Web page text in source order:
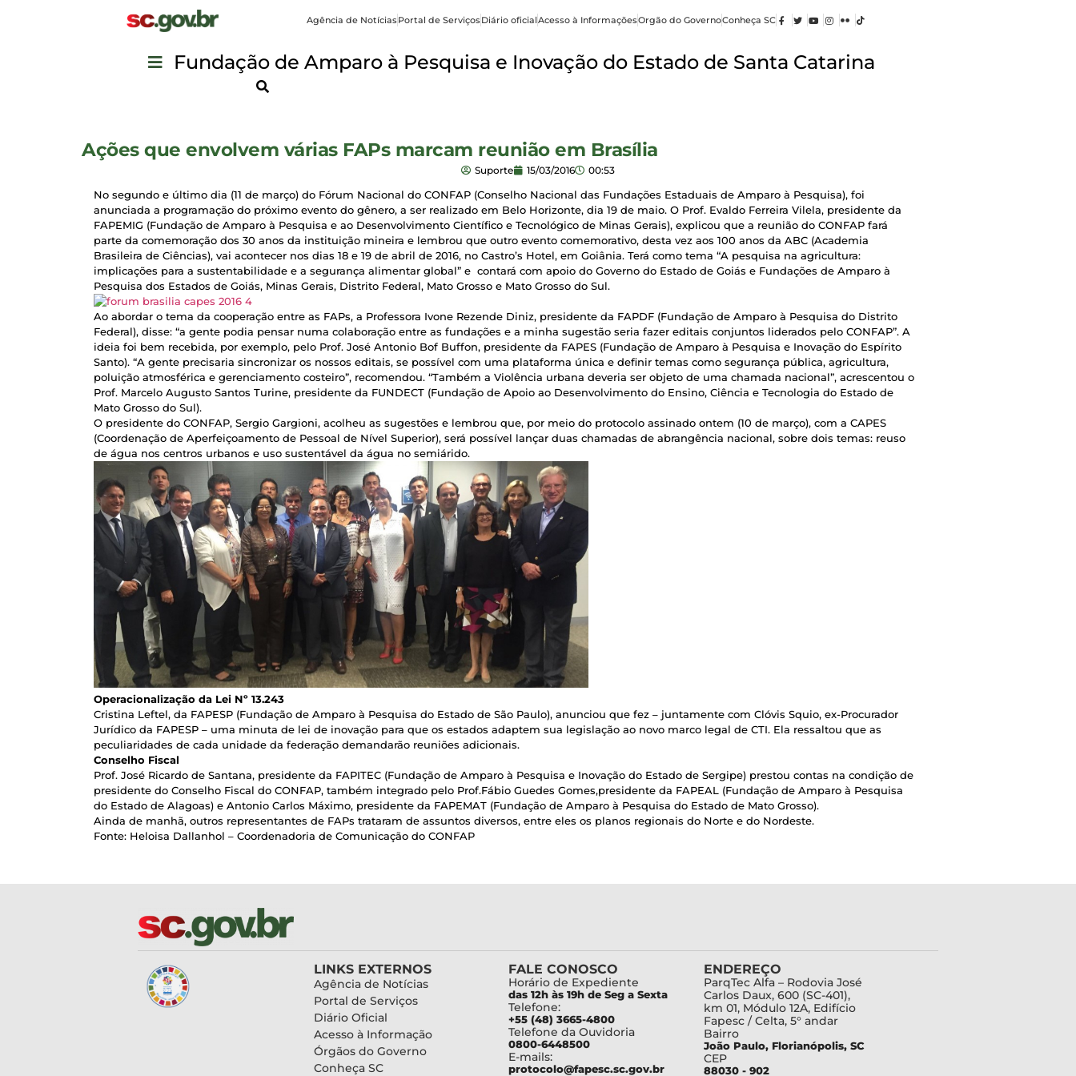
Agência de NotíciasPortal de ServiçosDiário oficialAcesso à InformaçõesOrgão do GovernoConheça SC
Fundação de Amparo à Pesquisa e Inovação do Estado de Santa Catarina
Ações que envolvem várias FAPs marcam reunião em Brasília
Suporte 15/03/2016 00:53
No segundo e último dia (11 de março) do Fórum Nacional do CONFAP (Conselho Nacional das Fundações Estaduais de Amparo à Pesquisa), foi
anunciada a programação do próximo evento do gênero, a ser realizado em Belo Horizonte, dia 19 de maio. O Prof. Evaldo Ferreira Vilela, presidente da
FAPEMIG (Fundação de Amparo à Pesquisa e ao Desenvolvimento Científico e Tecnológico de Minas Gerais), explicou que a reunião do CONFAP fará
parte da comemoração dos 30 anos da instituição mineira e lembrou que outro evento comemorativo, desta vez aos 100 anos da ABC (Academia
Brasileira de Ciências), vai acontecer nos dias 18 e 19 de abril de 2016, no Castro’s Hotel, em Goiânia. Terá como tema “A pesquisa na agricultura:
implicações para a sustentabilidade e a segurança alimentar global” e contará com apoio do Governo do Estado de Goiás e Fundações de Amparo à
Pesquisa dos Estados de Goiás, Minas Gerais, Distrito Federal, Mato Grosso e Mato Grosso do Sul.
Ao abordar o tema da cooperação entre as FAPs, a Professora Ivone Rezende Diniz, presidente da FAPDF (Fundação de Amparo à Pesquisa do Distrito
Federal), disse: “a gente podia pensar numa colaboração entre as fundações e a minha sugestão seria fazer editais conjuntos liderados pelo CONFAP”. A
ideia foi bem recebida, por exemplo, pelo Prof. José Antonio Bof Buffon, presidente da FAPES (Fundação de Amparo à Pesquisa e Inovação do Espírito
Santo). “A gente precisaria sincronizar os nossos editais, se possível com uma plataforma única e definir temas como segurança pública, agricultura,
poluição atmosférica e gerenciamento costeiro”, recomendou. “Também a Violência urbana deveria ser objeto de uma chamada nacional”, acrescentou o
Prof. Marcelo Augusto Santos Turine, presidente da FUNDECT (Fundação de Apoio ao Desenvolvimento do Ensino, Ciência e Tecnologia do Estado de
Mato Grosso do Sul).
O presidente do CONFAP, Sergio Gargioni, acolheu as sugestões e lembrou que, por meio do protocolo assinado ontem (10 de março), com a CAPES
(Coordenação de Aperfeiçoamento de Pessoal de Nível Superior), será possível lançar duas chamadas de abrangência nacional, sobre dois temas: reuso
de água nos centros urbanos e uso sustentável da água no semiárido.
Operacionalização da Lei Nº 13.243
Cristina Leftel, da FAPESP (Fundação de Amparo à Pesquisa do Estado de São Paulo), anunciou que fez – juntamente com Clóvis Squio, ex-Procurador
Jurídico da FAPESP – uma minuta de lei de inovação para que os estados adaptem sua legislação ao novo marco legal de CTI. Ela ressaltou que as
peculiaridades de cada unidade da federação demandarão reuniões adicionais.
Conselho Fiscal
Prof. José Ricardo de Santana, presidente da FAPITEC (Fundação de Amparo à Pesquisa e Inovação do Estado de Sergipe) prestou contas na condição de
presidente do Conselho Fiscal do CONFAP, também integrado pelo Prof.Fábio Guedes Gomes,presidente da FAPEAL (Fundação de Amparo à Pesquisa
do Estado de Alagoas) e Antonio Carlos Máximo, presidente da FAPEMAT (Fundação de Amparo à Pesquisa do Estado de Mato Grosso).
Ainda de manhã, outros representantes de FAPs trataram de assuntos diversos, entre eles os planos regionais do Norte e do Nordeste.
Fonte: Heloisa Dallanhol – Coordenadoria de Comunicação do CONFAP
LINKS EXTERNOS
Agência de Notícias
Portal de Serviços
Diário Oficial
Acesso à Informação
Órgãos do Governo
Conheça SC
FALE CONOSCO
Horário de Expediente
das 12h às 19h de Seg a Sexta
Telefone:
+55 (48) 3665-4800
Telefone da Ouvidoria
0800-6448500
E-mails:
protocolo@fapesc.sc.gov.br
ENDEREÇO
ParqTec Alfa – Rodovia José
Carlos Daux, 600 (SC-401),
km 01, Módulo 12A, Edifício
Fapesc / Celta, 5° andar
Bairro
João Paulo, Florianópolis, SC
CEP
88030 - 902